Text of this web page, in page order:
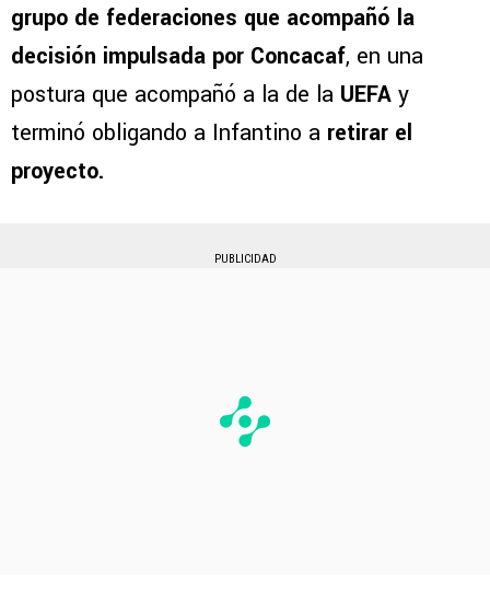
grupo de federaciones que acompañó la
decisión impulsada por Concacaf, en una
postura que acompañó a la de la UEFA y
terminó obligando a Infantino a retirar el
proyecto.
PUBLICIDAD